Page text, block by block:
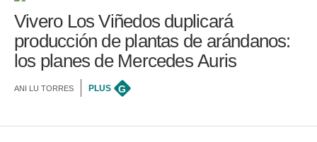
Vivero Los Viñedos duplicará
producción de plantas de arándanos:
los planes de Mercedes Auris
ANI LU TORRES PLUS G